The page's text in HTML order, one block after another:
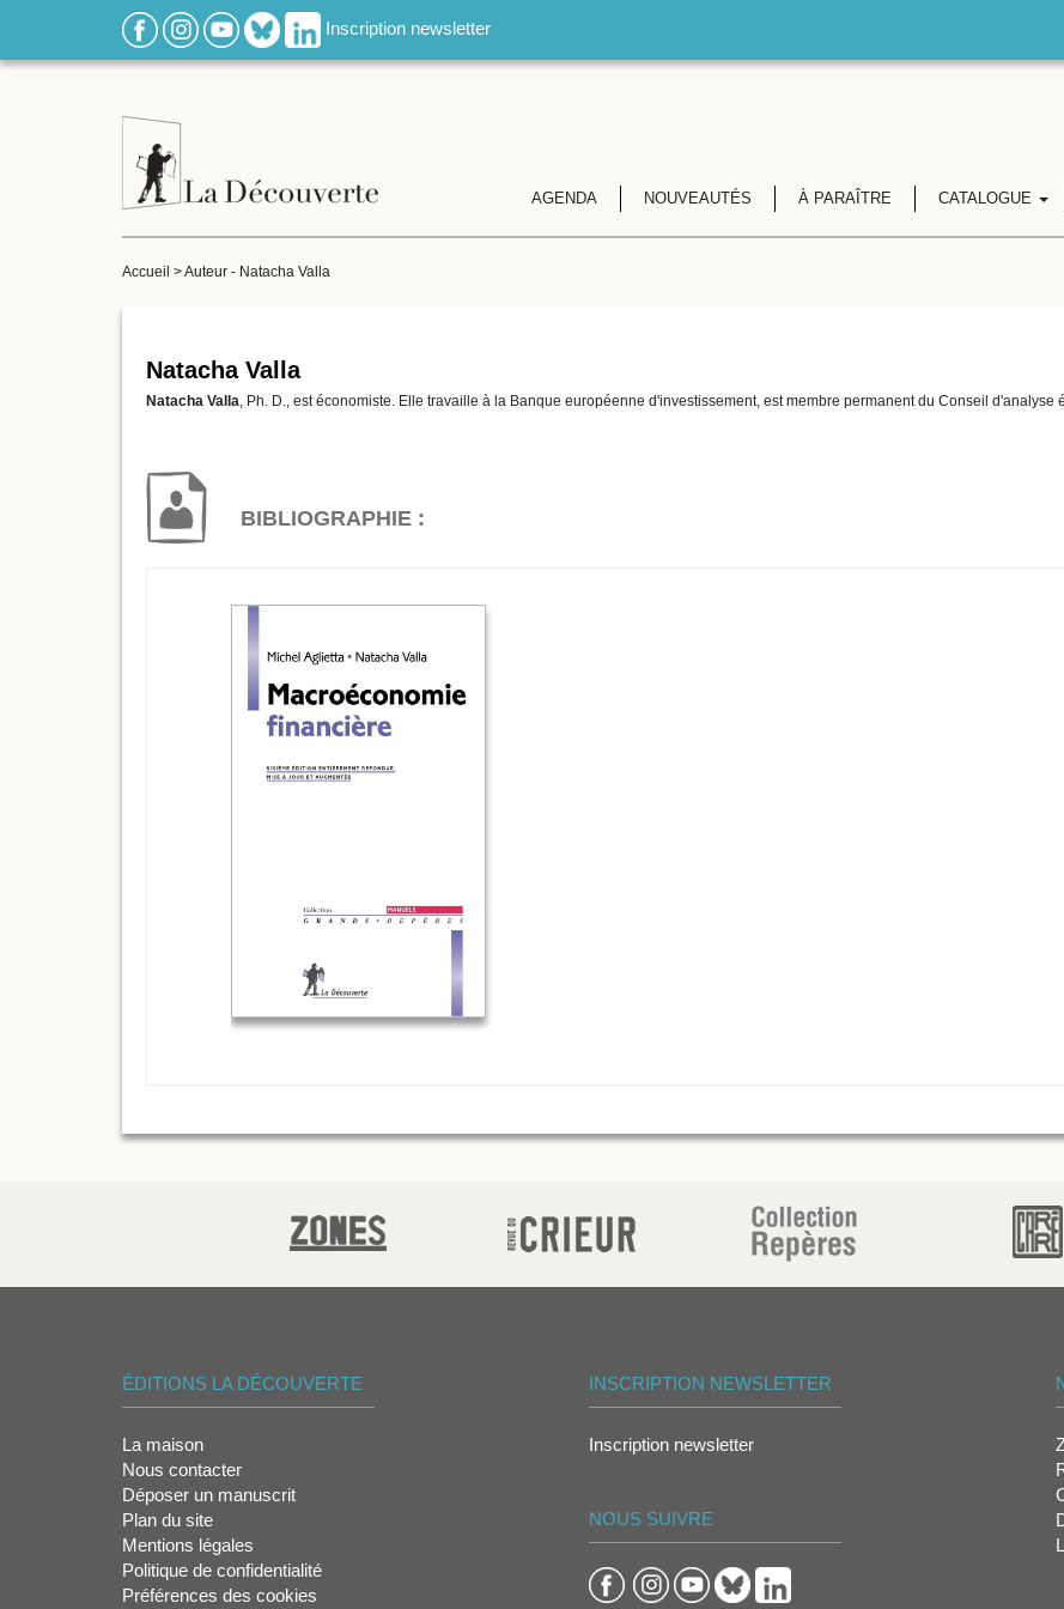
Inscription newsletter
AGENDA NOUVEAUTÉS À PARAÎTRE CATALOGUE
Accueil >Auteur - Natacha Valla
Natacha Valla
Natacha Valla, Ph. D., est économiste. Elle travaille à la Banque européenne d'investissement, est membre permanent du Conseil d'analyse
BIBLIOGRAPHIE :
ÉDITIONS LA DÉCOUVERTE
La maison
Nous contacter
Déposer un manuscrit
Plan du site
Mentions légales
Politique de confidentialité
Préférences des cookies
INSCRIPTION NEWSLETTER
Inscription newsletter
NOUS SUIVRE